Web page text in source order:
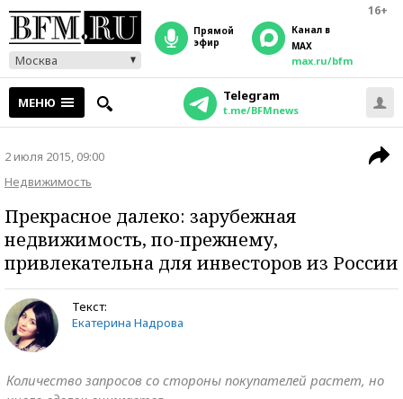
16+
Москва
прямой
эфир
Канал в
MAX
max.ru/bfm
МЕНЮ Telegram
t.me/BFMnews
2 июля 2015, 09:00
Недвижимость
Прекрасное далеко: зарубежная
недвижимость, по-прежнему,
привлекательна для инвесторов из России
Текст:
Екатерина Надрова
Количество запросов со стороны покупателей растет, но